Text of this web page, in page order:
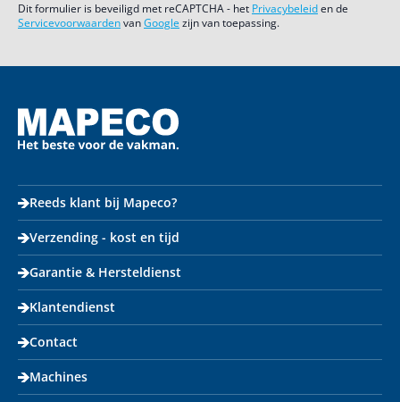
Dit formulier is beveiligd met reCAPTCHA - het Privacybeleiden de
ServicevoorwaardenvanGoogle zijn van toepassing.
Reeds klant bij Mapeco?
Verzending - kost en tijd
Garantie & Hersteldienst
Klantendienst
Contact
Machines